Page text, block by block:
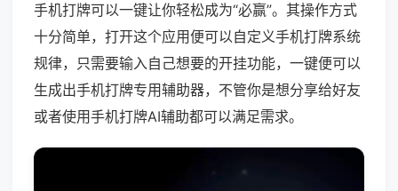
手机打牌可以一键让你轻松成为“必赢”。其操作方式
十分简单，打开这个应用便可以自定义手机打牌系统
规律，只需要输入自己想要的开挂功能，一键便可以
生成出手机打牌专用辅助器，不管你是想分享给好友
或者使用手机打牌AI辅助都可以满足需求。